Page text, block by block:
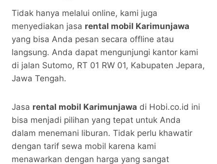
Tidak hanya melalui online, kami juga
menyediakan jasa rental mobil Karimunjawa
yang bisa Anda pesan secara offline atau
langsung. Anda dapat mengunjungi kantor kami
di jalan Sutomo, RT 01 RW 01, Kabupaten Jepara,
Jawa Tengah.
Jasa rental mobil Karimunjawa di Hobi.co.id ini
bisa menjadi pilihan yang tepat untuk Anda
dalam menemani liburan. Tidak perlu khawatir
dengan tarif sewa mobil karena kami
menawarkan dengan harga yang sangat